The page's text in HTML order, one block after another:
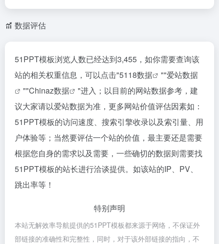
数据评估
51PPT模板浏览人数已经达到3,455，如你需要查询该
站的相关权重信息，可以点击"5118数据 ""爱站数据
""Chinaz数据
"进入；以目前的网站数据参考，建
议大家请以爱站数据为准，更多网站价值评估因素如：
51PPT模板的访问速度、搜索引擎收录以及索引量、用
户体验等；当然要评估一个站的价值，最主要还是需要
根据您自身的需求以及需要，一些确切的数据则需要找
51PPT模板的站长进行洽谈提供。如该站的IP、PV、
跳出率等！
特别声明
本站无解效率导航提供的51PPT模板都来源于网络，不保证外
部链接的准确性和完整性，同时，对于该外部链接的指向，不